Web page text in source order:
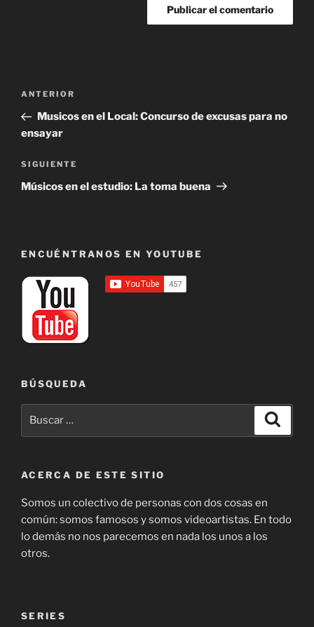
Navegación
entradas
Entrada
anterior:
ANTERIOR
Musicos en el Local: Concurso de excusas para no
ensayar
Siguiente
entrada
SIGUIENTE
Músicos en el estudio: La toma buena
ENCUÉNTRANOS EN YOUTUBE
BÚSQUEDA
ACERCA DE ESTE SITIO
Somos un colectivo de personas con dos cosas en
común: somos famosos y somos videoartistas. En todo
lo demás no nos parecemos en nada los unos a los
otros.
SERIES